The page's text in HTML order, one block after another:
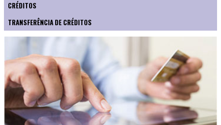
CRÉDITOS
TRANSFERÊNCIA DE CRÉDITOS